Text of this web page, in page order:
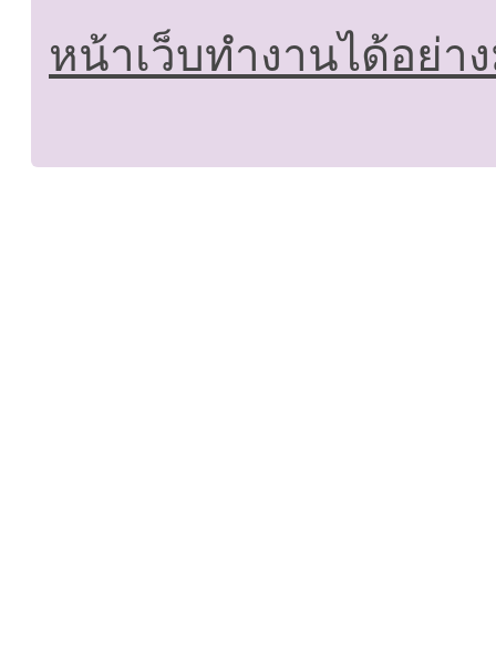
หน้าเว็บทำงานได้อย่า